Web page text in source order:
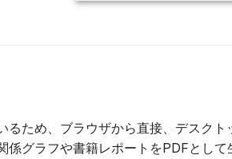
ため、ブラウザから直接、デスクト
係グラフや書籍レポートをPDFとして